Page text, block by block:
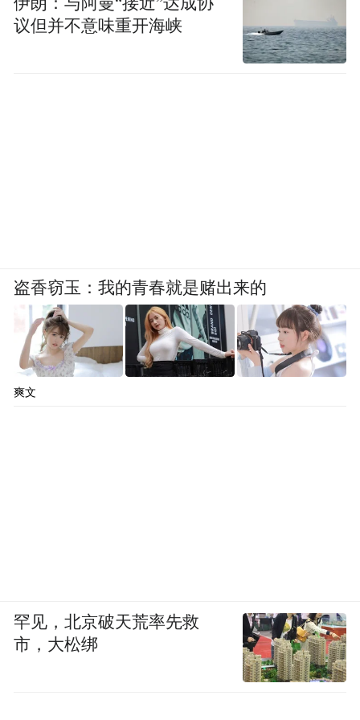
议但并不意味重开海峡
盗香窃玉：我的青春就是赌出来的
爽文
罕见，北京破天荒率先救
市，大松绑